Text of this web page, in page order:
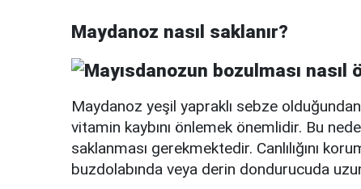
Maydanoz nasıl saklanır?
Maydanoz yeşil yapraklı sebze
vitamin kaybını önlemek önemlidir. Bu
saklanması gerekmektedir. Canlılığını
buzdolabında veya derin dondurucuda